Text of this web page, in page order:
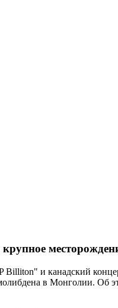
и канадский
в Монголии. Об